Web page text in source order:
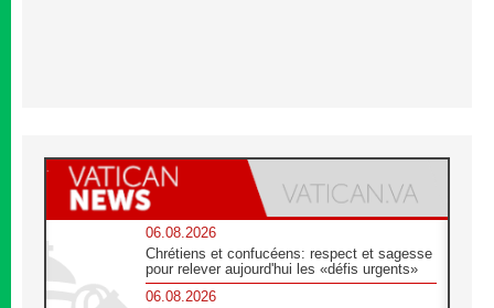
06.08.2026
Chrétiens et confucéens: respect et sagesse
pour relever aujourd'hui les «défis urgents»
06.08.2026